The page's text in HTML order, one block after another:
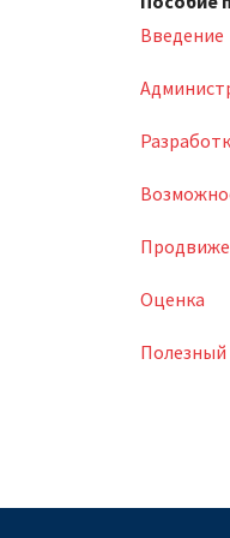
Введение
Оценка